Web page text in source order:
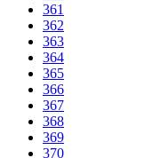
361
362
363
364
365
366
367
368
369
370